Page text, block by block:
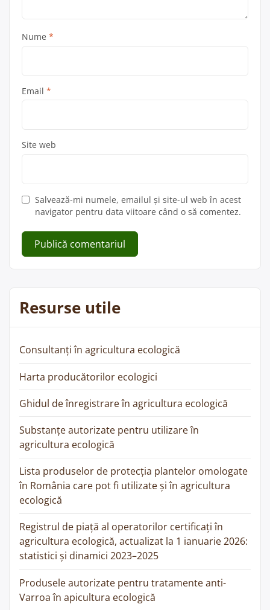
Nume *
Email *
Site web
Salvează-mi numele, emailul și site-ul web în acest
navigator pentru data viitoare când o să comentez.
Resurse utile
Consultanți în agricultura ecologică
Harta producătorilor ecologici
Ghidul de înregistrare în agricultura ecologică
Substanțe autorizate pentru utilizare în
agricultura ecologică
Lista produselor de protecția plantelor omologate
în România care pot fi utilizate și în agricultura
ecologică
Registrul de piață al operatorilor certificați în
agricultura ecologică, actualizat la 1 ianuarie 2026:
statistici și dinamici 2023–2025
Produsele autorizate pentru tratamente anti-
Varroa în apicultura ecologică